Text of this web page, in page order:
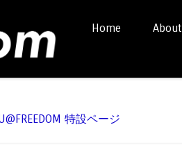
Skip to content
Home About
特設ページ